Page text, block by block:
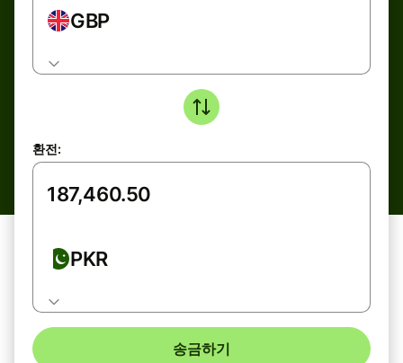
GBP
환전:
PKR
송금하기